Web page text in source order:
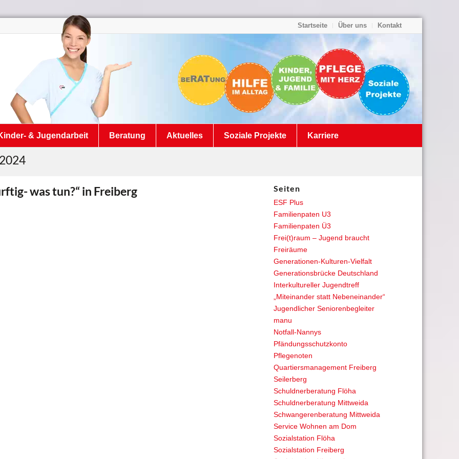
Startseite Über uns Kontakt
& Jugendarbeit Beratung Aktuelles Soziale Projekte Karriere
was tun?“ in Freiberg Seiten
ESF Plus
Familienpaten U3
Familienpaten Ü3
Frei(t)raum – Jugend braucht
Freiräume
Generationen-Kulturen-Vielfalt
Generationsbrücke Deutschland
Interkultureller Jugendtreff
„Miteinander statt Nebeneinander“
Jugendlicher Seniorenbegleiter
manu
Notfall-Nannys
Pfändungsschutzkonto
Pflegenoten
Quartiersmanagement Freiberg
Seilerberg
Schuldnerberatung Flöha
Schuldnerberatung Mittweida
Schwangerenberatung Mittweida
Service Wohnen am Dom
Sozialstation Flöha
Sozialstation Freiberg